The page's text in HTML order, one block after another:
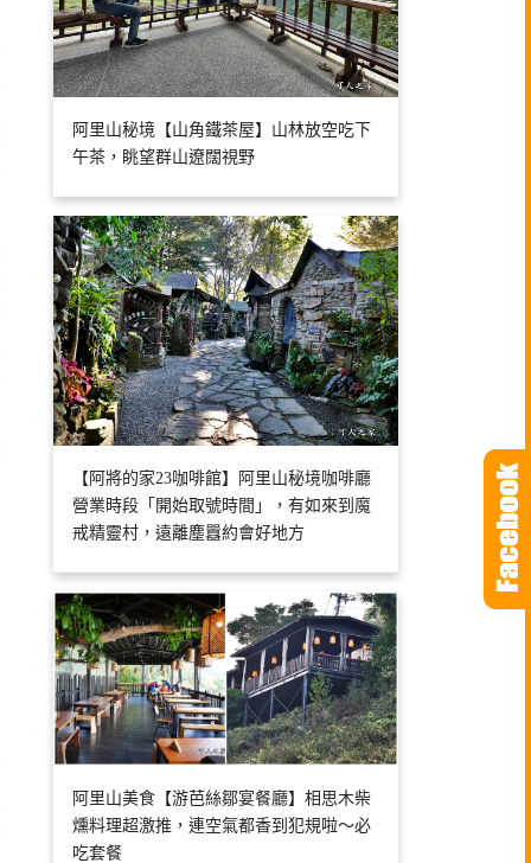
阿里山秘境【山角鐵茶屋】山林放空吃下
午茶，眺望群山遼闊視野
【阿將的家23咖啡館】阿里山秘境咖啡廳
營業時段「開始取號時間」，有如來到魔
戒精靈村，遠離塵囂約會好地方
阿里山美食【游芭絲鄒宴餐廳】相思木柴
燻料理超激推，連空氣都香到犯規啦～必
吃套餐